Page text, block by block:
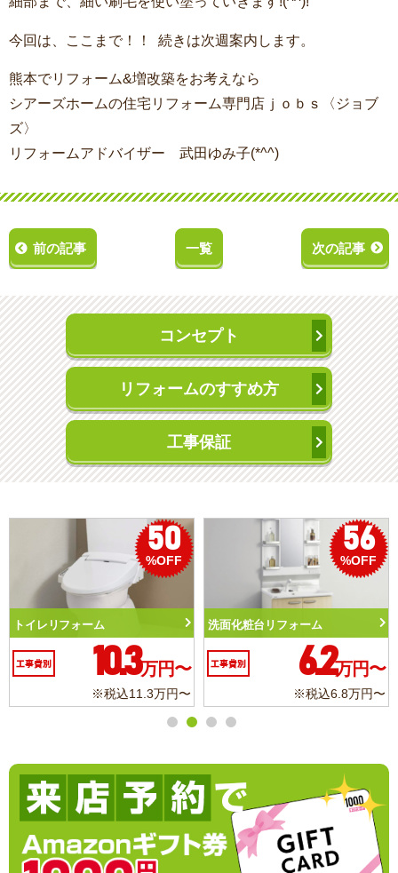
今回は、ここまで！！ 続きは次週案内します。
熊本でリフォーム&増改築をお考えなら
シアーズホームの住宅リフォーム専門店ｊｏｂｓ〈ジョブ
ズ〉
リフォームアドバイザー 武田ゆみ子(*^^)
前の記事 一覧 次の記事
コンセプト
リフォームのすすめ方
工事保証
50
%OFF
トイレリフォーム
工事費別 10.3万円〜
※税込11.3万円〜
56
%OFF
洗面化粧台リフォーム
工事費別 6.2万円〜
※税込6.8万円〜